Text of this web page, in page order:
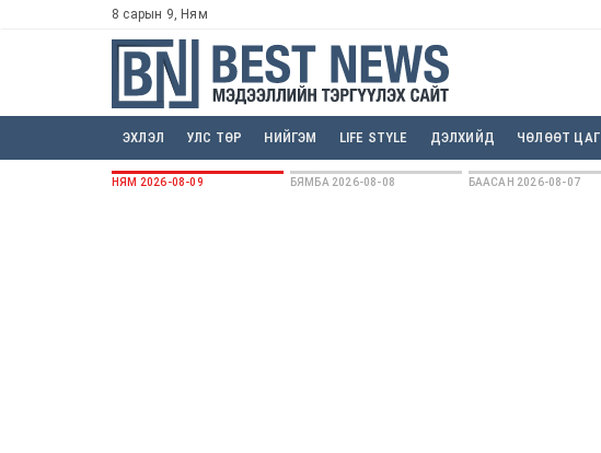
8 сарын 9, Ням
ЭХЛЭЛ УЛС ТӨР НИЙГЭМ LIFE STYLE ДЭЛХИЙД ЧӨЛӨӨТ ЦАГ
НЯМ 2026-08-09 БЯМБА 2026-08-08 БААСАН 2026-08-07